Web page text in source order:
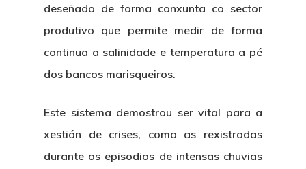
deseñado de forma conxunta co sector
produtivo que permite medir de forma
continua a salinidade e temperatura a pé
dos bancos marisqueiros.
Este sistema demostrou ser vital para a
xestión de crises, como as rexistradas
durante os episodios de intensas chuvias